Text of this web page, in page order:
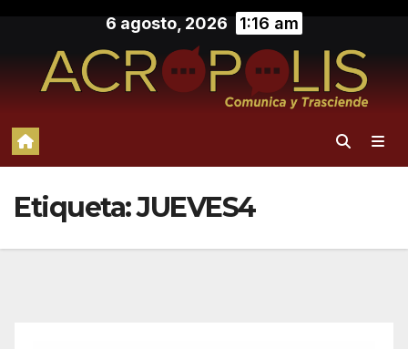
contenido
6 agosto, 2026 1:16 am
Etiqueta:JUEVES4